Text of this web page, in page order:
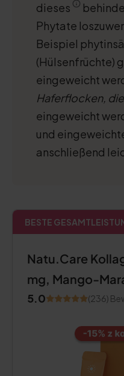
dieses
Phytate
Beispiel
(Hülsenfrüchte)
eingeweicht
Haferflocken,
eingeweicht
und
anschließend
BESTE
Natu.Care
mg, Mango-
5.0 (236)